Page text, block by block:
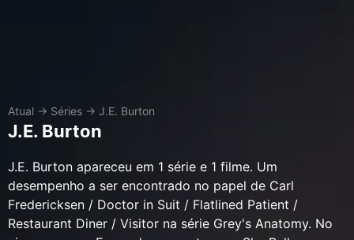
Atual → Séries → J.E. Burton
J.E. Burton
J.E. Burton apareceu em 1 série e 1 filme. Um
desempenho a ser encontrado no papel de Carl
Fredericksen / Doctor in Suit / Flatlined Patient /
Restaurant Diner / Visitor na série Grey's Anatomy. No